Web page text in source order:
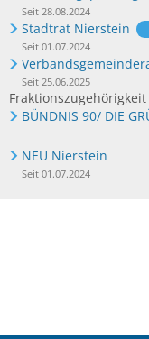
Seit 28.08.2024
Stadtrat Nierstein
Seit 01.07.2024
Seit 25.06.2025
Fraktionszugehörigkeit
BÜNDNIS 90/ DIE
NEU Nierstein
Seit 01.07.2024